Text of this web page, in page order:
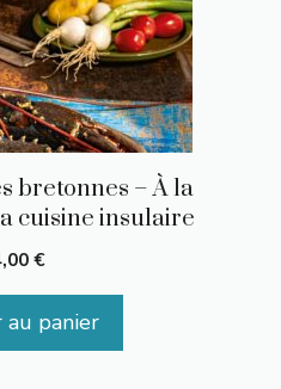
bretonnes – À la
cuisine insulaire
€
panier